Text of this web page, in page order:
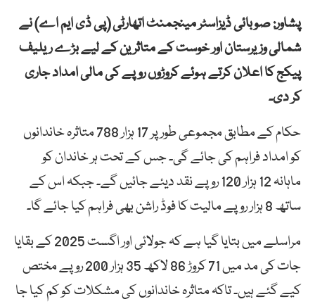
پشاور: صوبائی ڈیزاسٹر مینجمنٹ اتھارٹی (پی ڈی ایم اے) نے
شمالی وزیرستان اور خوست کے متاثرین کے لیے بڑے ریلیف
پیکج کا اعلان کرتے ہوئے کروڑوں روپے کی مالی امداد جاری
کر دی۔
حکام کے مطابق مجموعی طور پر 17 ہزار 788 متاثرہ خاندانوں
کو امداد فراہم کی جائے گی۔ جس کے تحت ہر خاندان کو
ماہانہ 12 ہزار 120 روپے نقد دیئے جائیں گے۔ جبکہ اس کے
ساتھ 8 ہزار روپے مالیت کا فوڈ راشن بھی فراہم کیا جائے گا۔
مراسلے میں بتایا گیا ہے کہ جولائی اور اگست 2025 کے بقایا
جات کی مد میں 71 کروڑ 86 لاکھ 35 ہزار 200 روپے مختص
کیے گئے ہیں۔ تاکہ متاثرہ خاندانوں کی مشکلات کو کم کیا جا